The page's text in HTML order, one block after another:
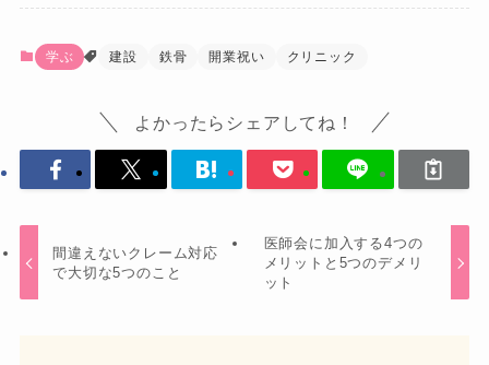
学ぶ 建設 鉄骨 開業祝い クリニック
よかったらシェアしてね！
間違えないクレーム対応
で大切な5つのこと
医師会に加入する4つの
メリットと5つのデメリ
ット